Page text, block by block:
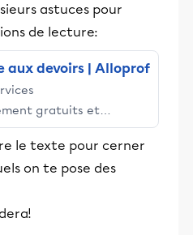
astuces pour
de lecture:
aux devoirs | Alloprof
gratuits et
engage les élèves
dans la réussite
le texte pour cerner
on te pose des